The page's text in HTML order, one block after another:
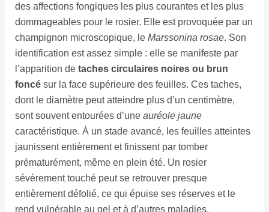
des affections fongiques les plus courantes et les plus
dommageables pour le rosier. Elle est provoquée par un
champignon microscopique, le Marssonina rosae. Son
identification est assez simple : elle se manifeste par
l’apparition de taches circulaires noires ou brun
foncésur la face supérieure des feuilles. Ces taches,
dont le diamètre peut atteindre plus d’un centimètre,
sont souvent entourées d’une auréole jaune
caractéristique. À un stade avancé, les feuilles atteintes
jaunissent entièrement et finissent par tomber
prématurément, même en plein été. Un rosier
sévèrement touché peut se retrouver presque
entièrement défolié, ce qui épuise ses réserves et le
rend vulnérable au gel et à d’autres maladies.